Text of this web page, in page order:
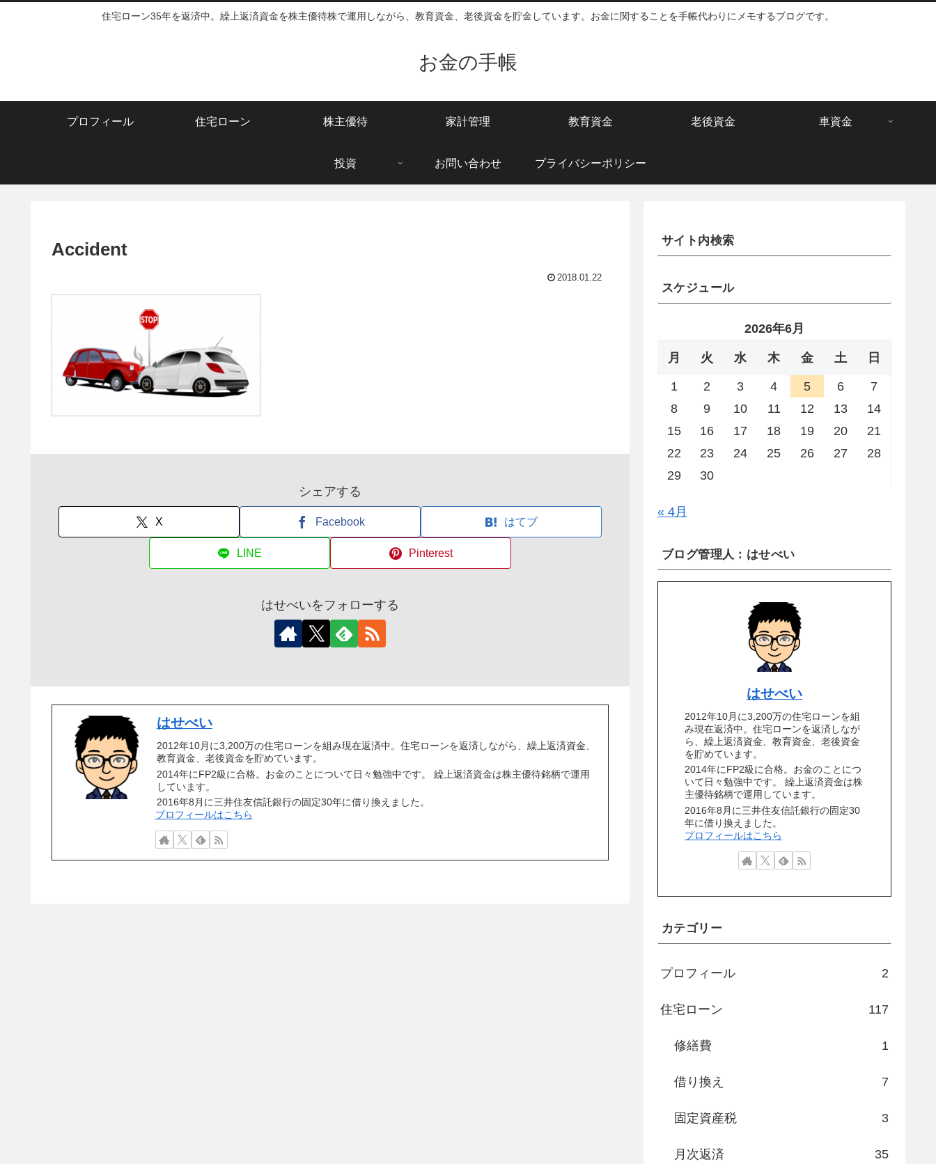
住宅ローン35年を返済中。繰上返済資金を株主優待株で運用しながら、教育資金、老後資金を貯金しています。お金に関することを手帳代わりにメモするブログです。
お金の手帳
プロフィール 住宅ローン 株主優待 家計管理 教育資金 老後資金 車資金
投資 お問い合わせ プライバシーポリシー
Accident
2018.01.22
シェアする
X Facebook はてブ
LINE Pinterest
はせべいをフォローする
はせべい
2012年10月に3,200万の住宅ローンを組み現在返済中。住宅ローンを返済しながら、繰上返済資金、
教育資金、老後資金を貯めています。
2014年にFP2級に合格。お金のことについて日々勉強中です。 繰上返済資金は株主優待銘柄で運用
しています。
2016年8月に三井住友信託銀行の固定30年に借り換えました。
プロフィールはこちら
サイト内検索
スケジュール
2026年6月
月 火 水 木 金 土 日
1 2 3 4 5 6
7
8
9 10 11 12 13
14
15
16 17 18 19 20
21
22
23 24 25 26 27
28
29
30
« 4月
ブログ管理人：はせべい
はせべい
2012年10月に3,200万の住宅ローンを組
み現在返済中。住宅ローンを返済しなが
ら、繰上返済資金、教育資金、老後資金
を貯めています。
2014年にFP2級に合格。お金のことにつ
いて日々勉強中です。 繰上返済資金は株
主優待銘柄で運用しています。
2016年8月に三井住友信託銀行の固定30
年に借り換えました。
プロフィールはこちら
カテゴリー
プロフィール 2
住宅ローン 117
修繕費 1
借り換え 7
固定資産税 3
月次返済 35